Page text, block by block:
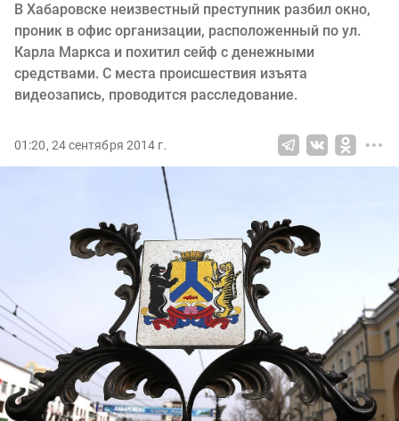
В Хабаровске неизвестный преступник разбил окно,
проник в офис организации, расположенный по ул.
Карла Маркса и похитил сейф с денежными
средствами. С места происшествия изъята
видеозапись, проводится расследование.
01:20, 24 сентября 2014 г.